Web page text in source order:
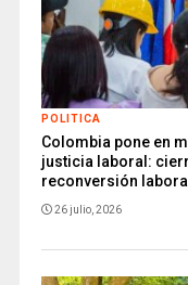
POLITICA
Colombia pone en
justicia laboral:
reconversión
26 julio, 2026